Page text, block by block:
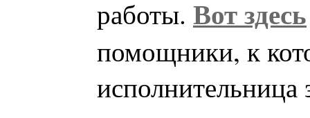
работы. Вот здесь
помощники, к
исполнительница